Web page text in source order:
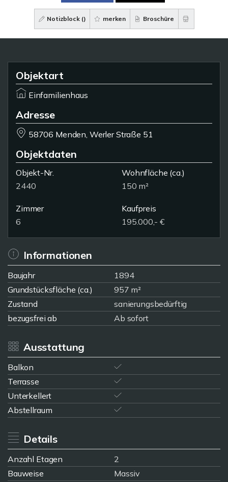
Notizblock () merken Broschüre
Objektart
Einfamilienhaus
Adresse
58706 Menden, Werler Straße 51
Objektdaten
Objekt-Nr.
2440
Wohnfläche (ca.)
150 m²
Zimmer
6
Kaufpreis
195.000,- €
Informationen
Baujahr
1894
Grundstücksfläche (ca.)
957 m²
Zustand
sanierungsbedürftig
bezugsfrei ab
Ab sofort
Ausstattung
Balkon
Terrasse
Unterkellert
Abstellraum
Details
Anzahl Etagen
2
Bauweise
Massiv